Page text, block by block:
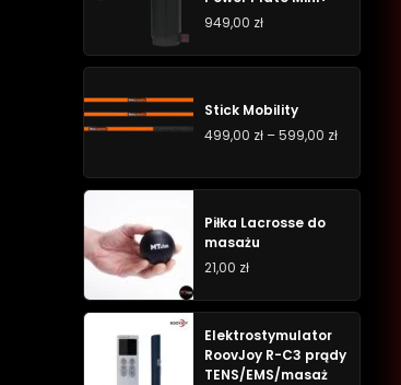
949,00 zł
Stick Mobility
499,00 zł –599,00 zł
Piłka Lacrosse do
masażu
21,00 zł
Elektrostymulator
RoovJoy R-C3 prądy
TENS/EMS/masaż